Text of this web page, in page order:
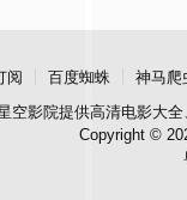
阅 百度蜘蛛 神马爬
空影院提供高清电影大
Copyright ©